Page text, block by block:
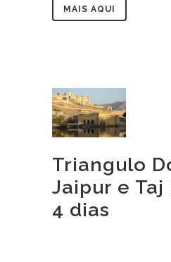
MAIS AQUI
Triangulo
Jaipur e Taj
4 dias